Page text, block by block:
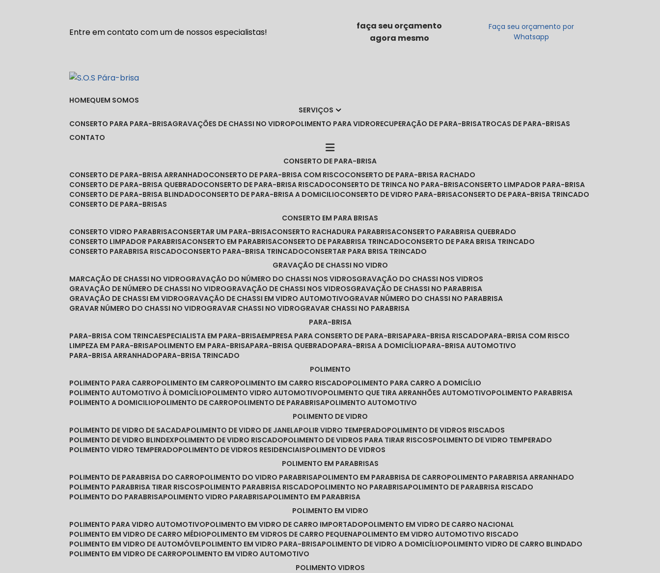
Entre em contato com um de nossos especialistas!
faça seu orçamento
agora mesmo
Faça seu orçamento por
Whatsapp
HOME
QUEM SOMOS
SERVIÇOS
CONSERTO PARA PARA-BRISA
GRAVAÇÕES DE CHASSI NO VIDRO POLIMENTO PARA VIDRO RECUPERAÇÃO DE PARA-BRISA TROCAS DE PARA-BRISAS
CONTATO
CONSERTO DE PARA-BRISA
CONSERTO DE PARA-BRISA ARRANHADO
CONSERTO DE PARA-BRISA COM RISCO
CONSERTO DE PARA-BRISA RACHADO
CONSERTO DE PARA-BRISA QUEBRADO
CONSERTO DE PARA-BRISA RISCADO CONSERTO DE TRINCA NO PARA-BRISA CONSERTO LIMPADOR PARA-BRISA
CONSERTO DE PARA-BRISA BLINDADO
CONSERTO DE PARA-BRISA A DOMICILIO CONSERTO DE VIDRO PARA-BRISA CONSERTO DE PARA-BRISA TRINCADO
CONSERTO DE PARA-BRISAS
CONSERTO EM PARA BRISAS
CONSERTO VIDRO PARABRISA CONSERTAR UM PARA-BRISA CONSERTO RACHADURA PARABRISA CONSERTO PARABRISA QUEBRADO
CONSERTO LIMPADOR PARABRISA CONSERTO EM PARABRISA CONSERTO DE PARABRISA TRINCADO
CONSERTO DE PARA BRISA TRINCADO
CONSERTO PARABRISA RISCADO
CONSERTO PARA-BRISA TRINCADO
CONSERTAR PARA BRISA TRINCADO
GRAVAÇÃO DE CHASSI NO VIDRO
MARCAÇÃO DE CHASSI NO VIDRO
GRAVAÇÃO DO NÚMERO DO CHASSI NOS VIDROS
GRAVAÇÃO DO CHASSI NOS VIDROS
GRAVAÇÃO DE NÚMERO DE CHASSI NO VIDRO
GRAVAÇÃO DE CHASSI NOS VIDROS
GRAVAÇÃO DE CHASSI NO PARABRISA
GRAVAÇÃO DE CHASSI EM VIDRO
GRAVAÇÃO DE CHASSI EM VIDRO AUTOMOTIVO
GRAVAR NÚMERO DO CHASSI NO PARABRISA
GRAVAR NÚMERO DO CHASSI NO VIDRO
GRAVAR CHASSI NO VIDRO
GRAVAR CHASSI NO PARABRISA
PARA-BRISA
PARA-BRISA COM TRINCA ESPECIALISTA EM PARA-BRISA EMPRESA PARA CONSERTO DE PARA-BRISA PARA-BRISA RISCADO PARA-BRISA COM RISCO
LIMPEZA EM PARA-BRISA POLIMENTO EM PARA-BRISA PARA-BRISA QUEBRADO PARA-BRISA A DOMICÍLIO PARA-BRISA AUTOMOTIVO
PARA-BRISA ARRANHADO PARA-BRISA TRINCADO
POLIMENTO
POLIMENTO PARA CARRO POLIMENTO EM CARRO POLIMENTO EM CARRO RISCADO POLIMENTO PARA CARRO A DOMICÍLIO
POLIMENTO AUTOMOTIVO À DOMICÍLIO POLIMENTO VIDRO AUTOMOTIVO POLIMENTO QUE TIRA ARRANHÕES AUTOMOTIVO POLIMENTO PARABRISA
POLIMENTO A DOMICILIO POLIMENTO DE CARRO POLIMENTO DE PARABRISA POLIMENTO AUTOMOTIVO
POLIMENTO DE VIDRO
POLIMENTO DE VIDRO DE SACADA POLIMENTO DE VIDRO DE JANELA POLIR VIDRO TEMPERADO POLIMENTO DE VIDROS RISCADOS
POLIMENTO DE VIDRO BLINDEX POLIMENTO DE VIDRO RISCADO POLIMENTO DE VIDROS PARA TIRAR RISCOS POLIMENTO DE VIDRO TEMPERADO
POLIMENTO VIDRO TEMPERADO POLIMENTO DE VIDROS RESIDENCIAIS POLIMENTO DE VIDROS
POLIMENTO EM PARABRISAS
POLIMENTO DE PARABRISA DO CARRO POLIMENTO DO VIDRO PARABRISA POLIMENTO EM PARABRISA DE CARRO POLIMENTO PARABRISA ARRANHADO
POLIMENTO PARABRISA TIRAR RISCOS POLIMENTO PARABRISA RISCADO POLIMENTO NO PARABRISA POLIMENTO DE PARABRISA RISCADO
POLIMENTO DO PARABRISA POLIMENTO VIDRO PARABRISA POLIMENTO EM PARABRISA
POLIMENTO EM VIDRO
POLIMENTO PARA VIDRO AUTOMOTIVO POLIMENTO EM VIDRO DE CARRO IMPORTADO POLIMENTO EM VIDRO DE CARRO NACIONAL
POLIMENTO EM VIDRO DE CARRO MÉDIO POLIMENTO EM VIDROS DE CARRO PEQUENA POLIMENTO EM VIDRO AUTOMOTIVO RISCADO
POLIMENTO EM VIDRO DE AUTOMÓVEL POLIMENTO EM VIDRO PARA-BRISA POLIMENTO DE VIDRO A DOMICÍLIO POLIMENTO VIDRO DE CARRO BLINDADO
POLIMENTO EM VIDRO DE CARRO POLIMENTO EM VIDRO AUTOMOTIVO
POLIMENTO VIDROS